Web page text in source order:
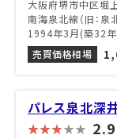
大阪府堺市中区堀
南海泉北線（旧：泉
1994年3月(築32
売買価格相場
パレス泉北深
2.9